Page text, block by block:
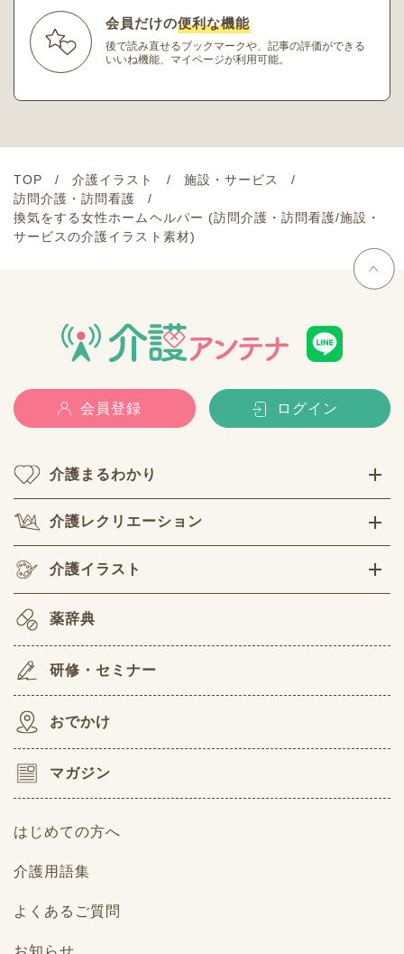
会員だけの便利な機能
後で読み直せるブックマークや、記事の評価ができる
いいね機能、マイページが利用可能。
TOP 介護イラスト
施設・サービス
訪問介護・訪問看護
換気をする女性ホームヘルパー (訪問介護・訪問看護/施設・
サービスの介護イラスト素材)
会員登録 ログイン
介護まるわかり
介護レクリエーション
介護イラスト
薬辞典
研修・セミナー
おでかけ
マガジン
はじめての方へ
介護用語集
よくあるご質問